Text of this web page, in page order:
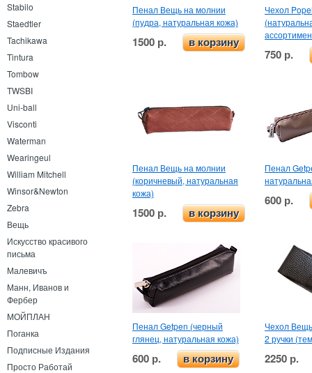
Stabilo
Staedtler
Tachikawa
Tintura
Tombow
TWSBI
Uni-ball
Visconti
Waterman
Wearingeul
William Mitchell
Winsor&Newton
Zebra
Вещь
Искусство красивого
письма
Малевичъ
Манн, Иванов и
Фербер
МОЙПЛАН
Поганка
Подписные Издания
Просто Работай
Пенал Вещь на молнии
(пудра, натуральная кожа)
1500 р. в корзину
Чехол
750 р.
Пенал Вещь на молнии
(коричневый, натуральная
кожа)
1500 р. в корзину
Пенал
600 р.
Пенал Getpen (черный
глянец, натуральная кожа)
600 р. в корзину
Чехол
2 ручки
2250 р.